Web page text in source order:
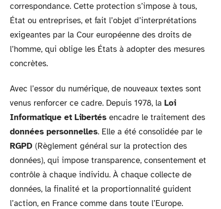
correspondance. Cette protection s’impose à tous,
État ou entreprises, et fait l’objet d’interprétations
exigeantes par la Cour européenne des droits de
l’homme, qui oblige les États à adopter des mesures
concrètes.
Avec l’essor du numérique, de nouveaux textes sont
venus renforcer ce cadre. Depuis 1978, la Loi
Informatique et Libertés encadre le traitement des
données personnelles. Elle a été consolidée par le
RGPD (Règlement général sur la protection des
données), qui impose transparence, consentement et
contrôle à chaque individu. À chaque collecte de
données, la finalité et la proportionnalité guident
l’action, en France comme dans toute l’Europe.